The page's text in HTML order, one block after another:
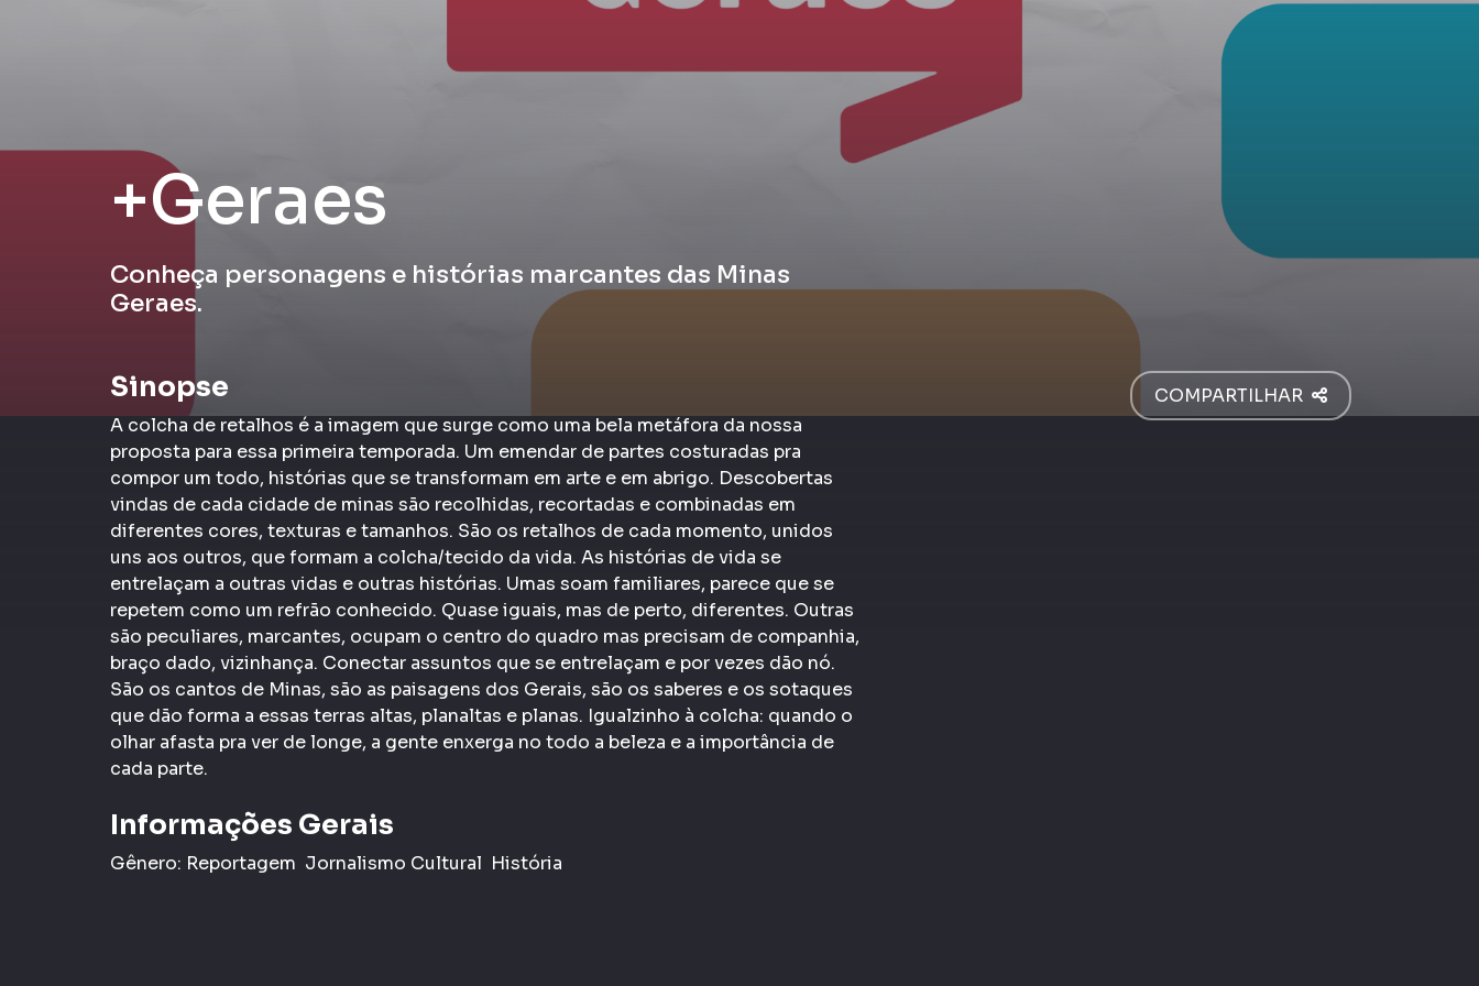
+Geraes
Conheça personagens e histórias marcantes das Minas
Geraes.
Sinopse
A colcha de retalhos é a imagem que surge como uma bela metáfora da nossa
proposta para essa primeira temporada. Um emendar de partes costuradas pra
compor um todo, histórias que se transformam em arte e em abrigo. Descobertas
vindas de cada cidade de minas são recolhidas, recortadas e combinadas em
diferentes cores, texturas e tamanhos. São os retalhos de cada momento, unidos
uns aos outros, que formam a colcha/tecido da vida. As histórias de vida se
entrelaçam a outras vidas e outras histórias. Umas soam familiares, parece que se
repetem como um refrão conhecido. Quase iguais, mas de perto, diferentes. Outras
são peculiares, marcantes, ocupam o centro do quadro mas precisam de companhia,
braço dado, vizinhança. Conectar assuntos que se entrelaçam e por vezes dão nó.
São os cantos de Minas, são as paisagens dos Gerais, são os saberes e os sotaques
que dão forma a essas terras altas, planaltas e planas. Igualzinho à colcha: quando o
olhar afasta pra ver de longe, a gente enxerga no todo a beleza e a importância de
cada parte.
Informações Gerais
Gênero: Reportagem Jornalismo Cultural História
COMPARTILHAR